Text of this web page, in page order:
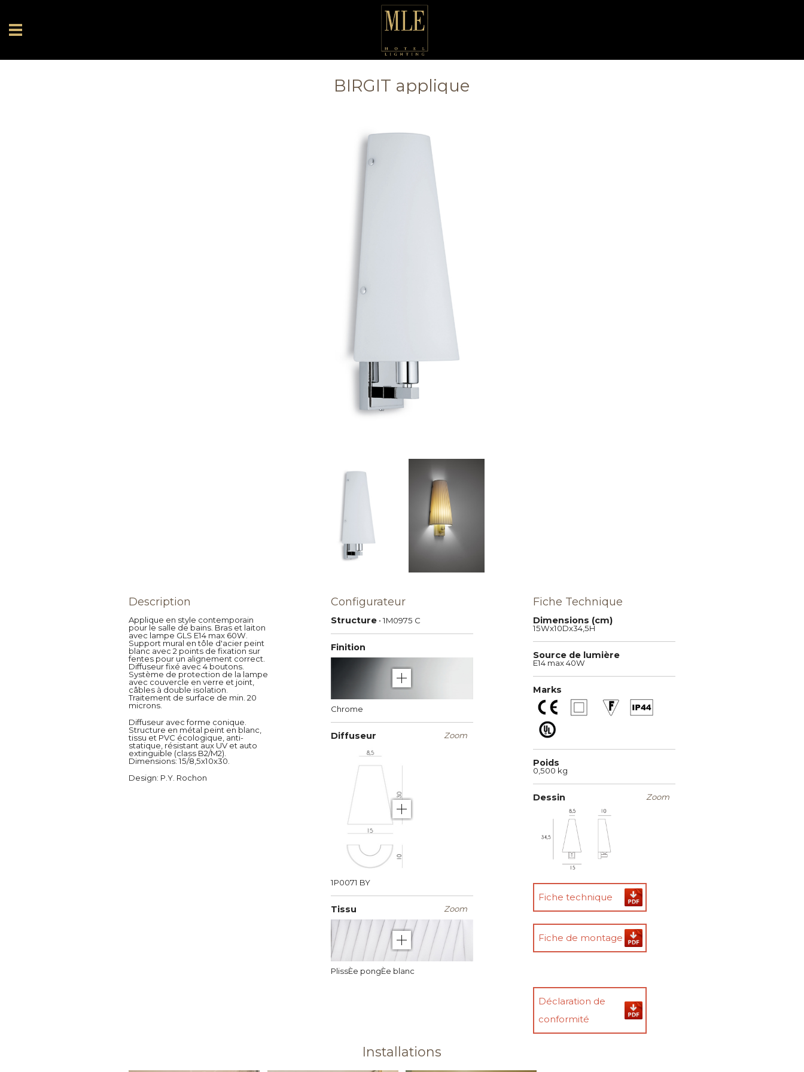
BIRGIT applique
Description
Applique en style contemporain
pour le salle de bains. Bras et laiton
avec lampe GLS E14 max 60W.
Support mural en tôle d'acier peint
blanc avec 2 points de fixation sur
fentes pour un alignement correct.
Diffuseur fixé avec 4 boutons.
Système de protection de la lampe
avec couvercle en verre et joint,
câbles à double isolation.
Traitement de surface de min. 20
microns.
Diffuseur avec forme conique.
Structure en métal peint en blanc,
tissu et PVC écologique, anti-
statique, résistant aux UV et auto
extinguible (class B2/M2).
Dimensions: 15/8,5x10x30.
Design: P.Y. Rochon
Configurateur
Structure • 1M0975 C
Finition
Chrome
Diffuseur Zoom
1P0071 BY
Tissu Zoom
PlissÈe pongÈe blanc
Fiche Technique
Dimensions (cm)
15Wx10Dx34,5H
Source de lumière
E14 max 40W
Marks
Poids
0,500 kg
Dessin Zoom
Fiche technique
Fiche de montage
Déclaration de
conformité
Installations